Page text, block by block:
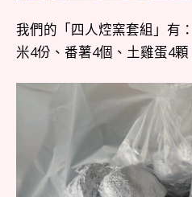
我們的「四人焢窯套組」有
米4份、番薯4個、土雞蛋4